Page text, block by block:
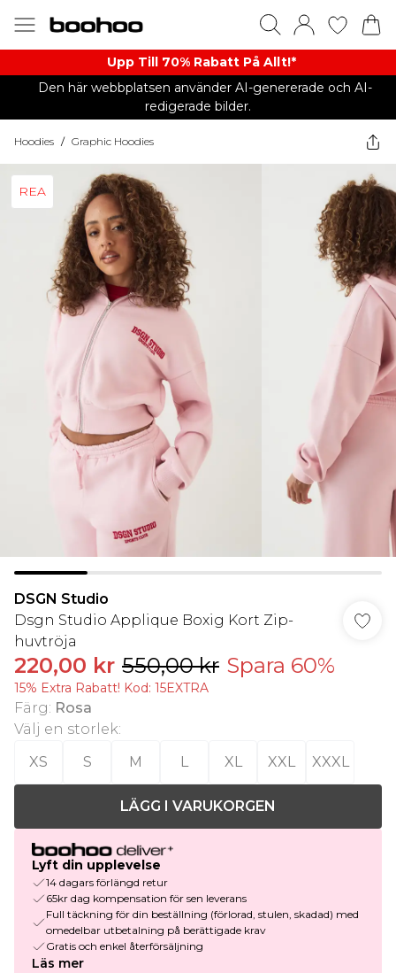
Upp Till 70% Rabatt På Allt!*
Den här webbplatsen använder AI-genererade och AI-
redigerade bilder.
Hoodies / Graphic Hoodies
REA
DSGN Studio
Dsgn Studio Applique Boxig Kort Zip-
huvtröja
220,00 kr 550,00 kr Spara 60%
15% Extra Rabatt! Kod: 15EXTRA
Färg: Rosa
Välj en storlek:
XS
S M L XL XXL XXXL
LÄGG I VARUKORGEN
Lyft din upplevelse
14 dagars förlängd retur
65kr dag kompensation för sen leverans
Full täckning för din beställning (förlorad, stulen, skadad) med
omedelbar utbetalning på berättigade krav
Gratis och enkel återförsäljning
Läs mer